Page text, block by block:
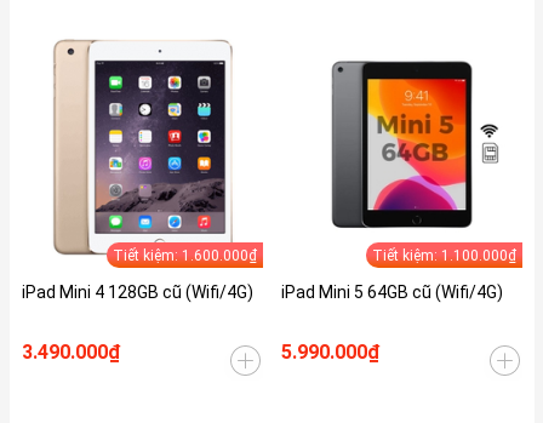
Tiết kiệm: 1.600.000₫
iPad Mini 4 128GB cũ (Wifi/4G)
3.490.000₫
Tiết kiệm: 1.100.000₫
iPad Mini 5 64GB cũ (Wifi/4G)
5.990.000₫